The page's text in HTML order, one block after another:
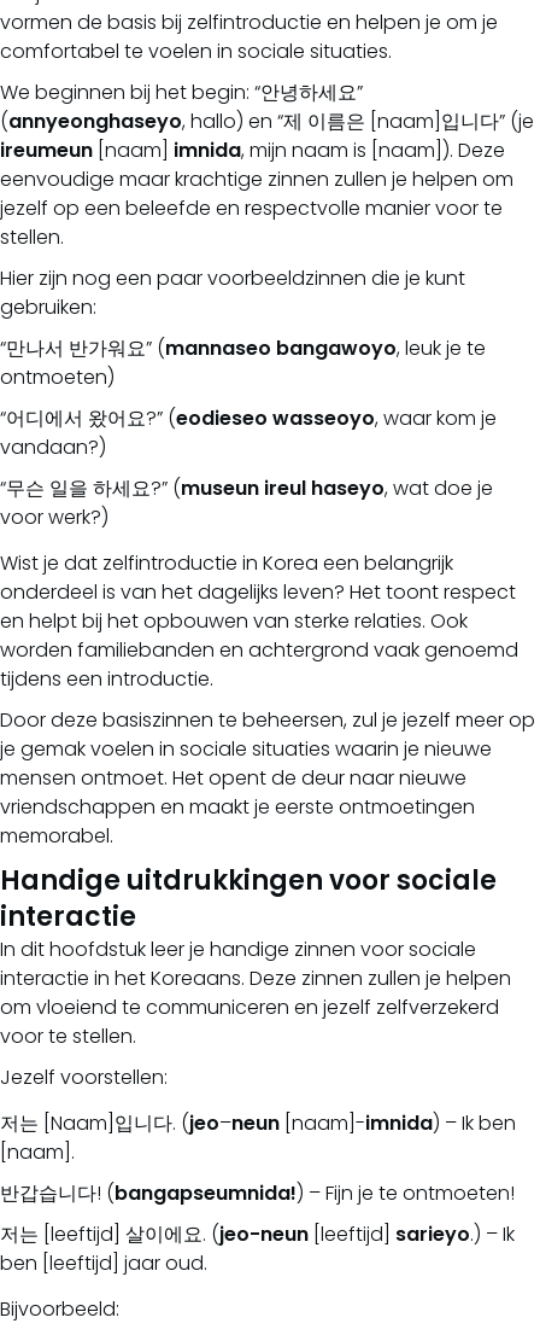
vormen de basis bij zelfintroductie en helpen je om je
comfortabel te voelen in sociale situaties.
We beginnen bij het begin: “안녕하세요”
(annyeonghaseyo, hallo) en “제 이름은 [naam]입니다” (je
ireumeun [naam] imnida, mijn naam is [naam]). Deze
eenvoudige maar krachtige zinnen zullen je helpen om
jezelf op een beleefde en respectvolle manier voor te
stellen.
Hier zijn nog een paar voorbeeldzinnen die je kunt
gebruiken:
“만나서 반가워요” (mannaseo bangawoyo, leuk je te
ontmoeten)
“어디에서 왔어요?” (eodieseo wasseoyo, waar kom je
vandaan?)
“무슨 일을 하세요?” (museun ireul haseyo, wat doe je
voor werk?)
Wist je dat zelfintroductie in Korea een belangrijk
onderdeel is van het dagelijks leven? Het toont respect
en helpt bij het opbouwen van sterke relaties. Ook
worden familiebanden en achtergrond vaak genoemd
tijdens een introductie.
Door deze basiszinnen te beheersen, zul je jezelf meer op
je gemak voelen in sociale situaties waarin je nieuwe
mensen ontmoet. Het opent de deur naar nieuwe
vriendschappen en maakt je eerste ontmoetingen
memorabel.
Handige uitdrukkingen voor sociale
interactie
In dit hoofdstuk leer je handige zinnen voor sociale
interactie in het Koreaans. Deze zinnen zullen je helpen
om vloeiend te communiceren en jezelf zelfverzekerd
voor te stellen.
Jezelf voorstellen:
저는 [Naam]입니다. (jeo–neun [naam]-imnida) – Ik ben
[naam].
반갑습니다! (bangapseumnida!) – Fijn je te ontmoeten!
저는 [leeftijd] 살이에요. (jeo-neun [leeftijd] sarieyo.) – Ik
ben [leeftijd] jaar oud.
Bijvoorbeeld: